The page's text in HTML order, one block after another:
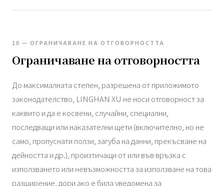
10 — ОГРАНИЧАВАНЕ НА ОТГОВОРНОСТТА
Ограничаване на отговорността
До максималната степен, разрешена от приложимото
законодателство, LINGHAN XU не носи отговорност за
каквито и да е косвени, случайни, специални,
последващи или наказателни щети (включително, но не
само, пропуснати ползи, загуба на данни, прекъсване на
дейността и др.), произтичащи от или във връзка с
използването или невъзможността за използване на това
разширение, дори ако е била уведомена за